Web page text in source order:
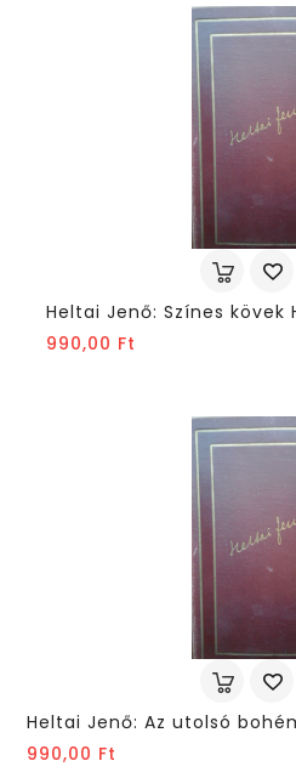
Heltai Jenő: Színes kövek
990,00 Ft
Heltai Jenő: Az utolsó
990,00 Ft